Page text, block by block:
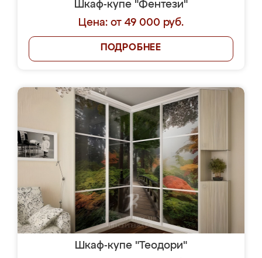
Шкаф-купе "Фентези"
Цена: от 49 000 руб.
ПОДРОБНЕЕ
Шкаф-купе "Теодори"